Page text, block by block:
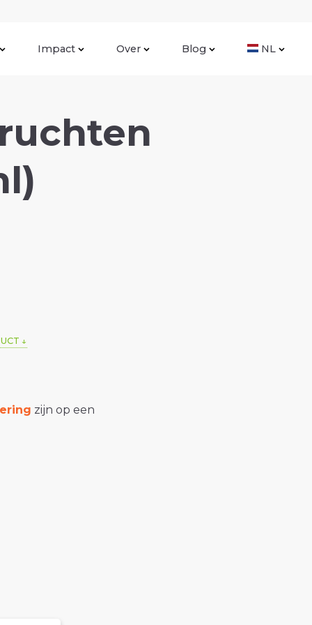
Impact Over Blog NL
zijn op een